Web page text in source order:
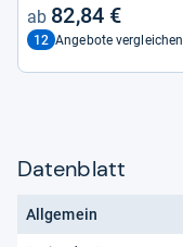
82,84 €
12 Angebote vergleichen
Datenblatt
Allgemein